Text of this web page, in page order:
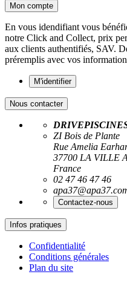
Mon compte
En vous idendifiant vous
notre Click and Collect, prix
aux clients authentifiés, SAV.
préremplis avec vos
M'identifier
Nous contacter
ZI Bois de Plante
Rue Amelia
37700 LA VILLE
France
02 47 46 47 46
Contactez-nous
Infos pratiques
Confidentialité
Conditions générales
Plan du site